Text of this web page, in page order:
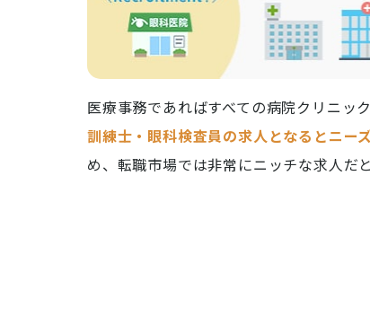
医療事務であればすべての病院クリニッ
訓練士・眼科検査員の求人となるとニー
め、転職市場では非常にニッチな求人だと